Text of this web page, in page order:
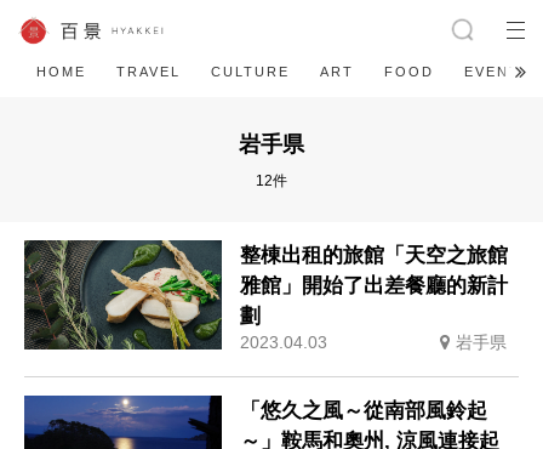
HOME TRAVEL CULTURE ART FOOD EVENT
岩手県
12件
整棟出租的旅館「天空之旅館
雅館」開始了出差餐廳的新計
劃
2023.04.03 岩手県
「悠久之風～從南部風鈴起
～」鞍馬和奧州, 涼風連接起